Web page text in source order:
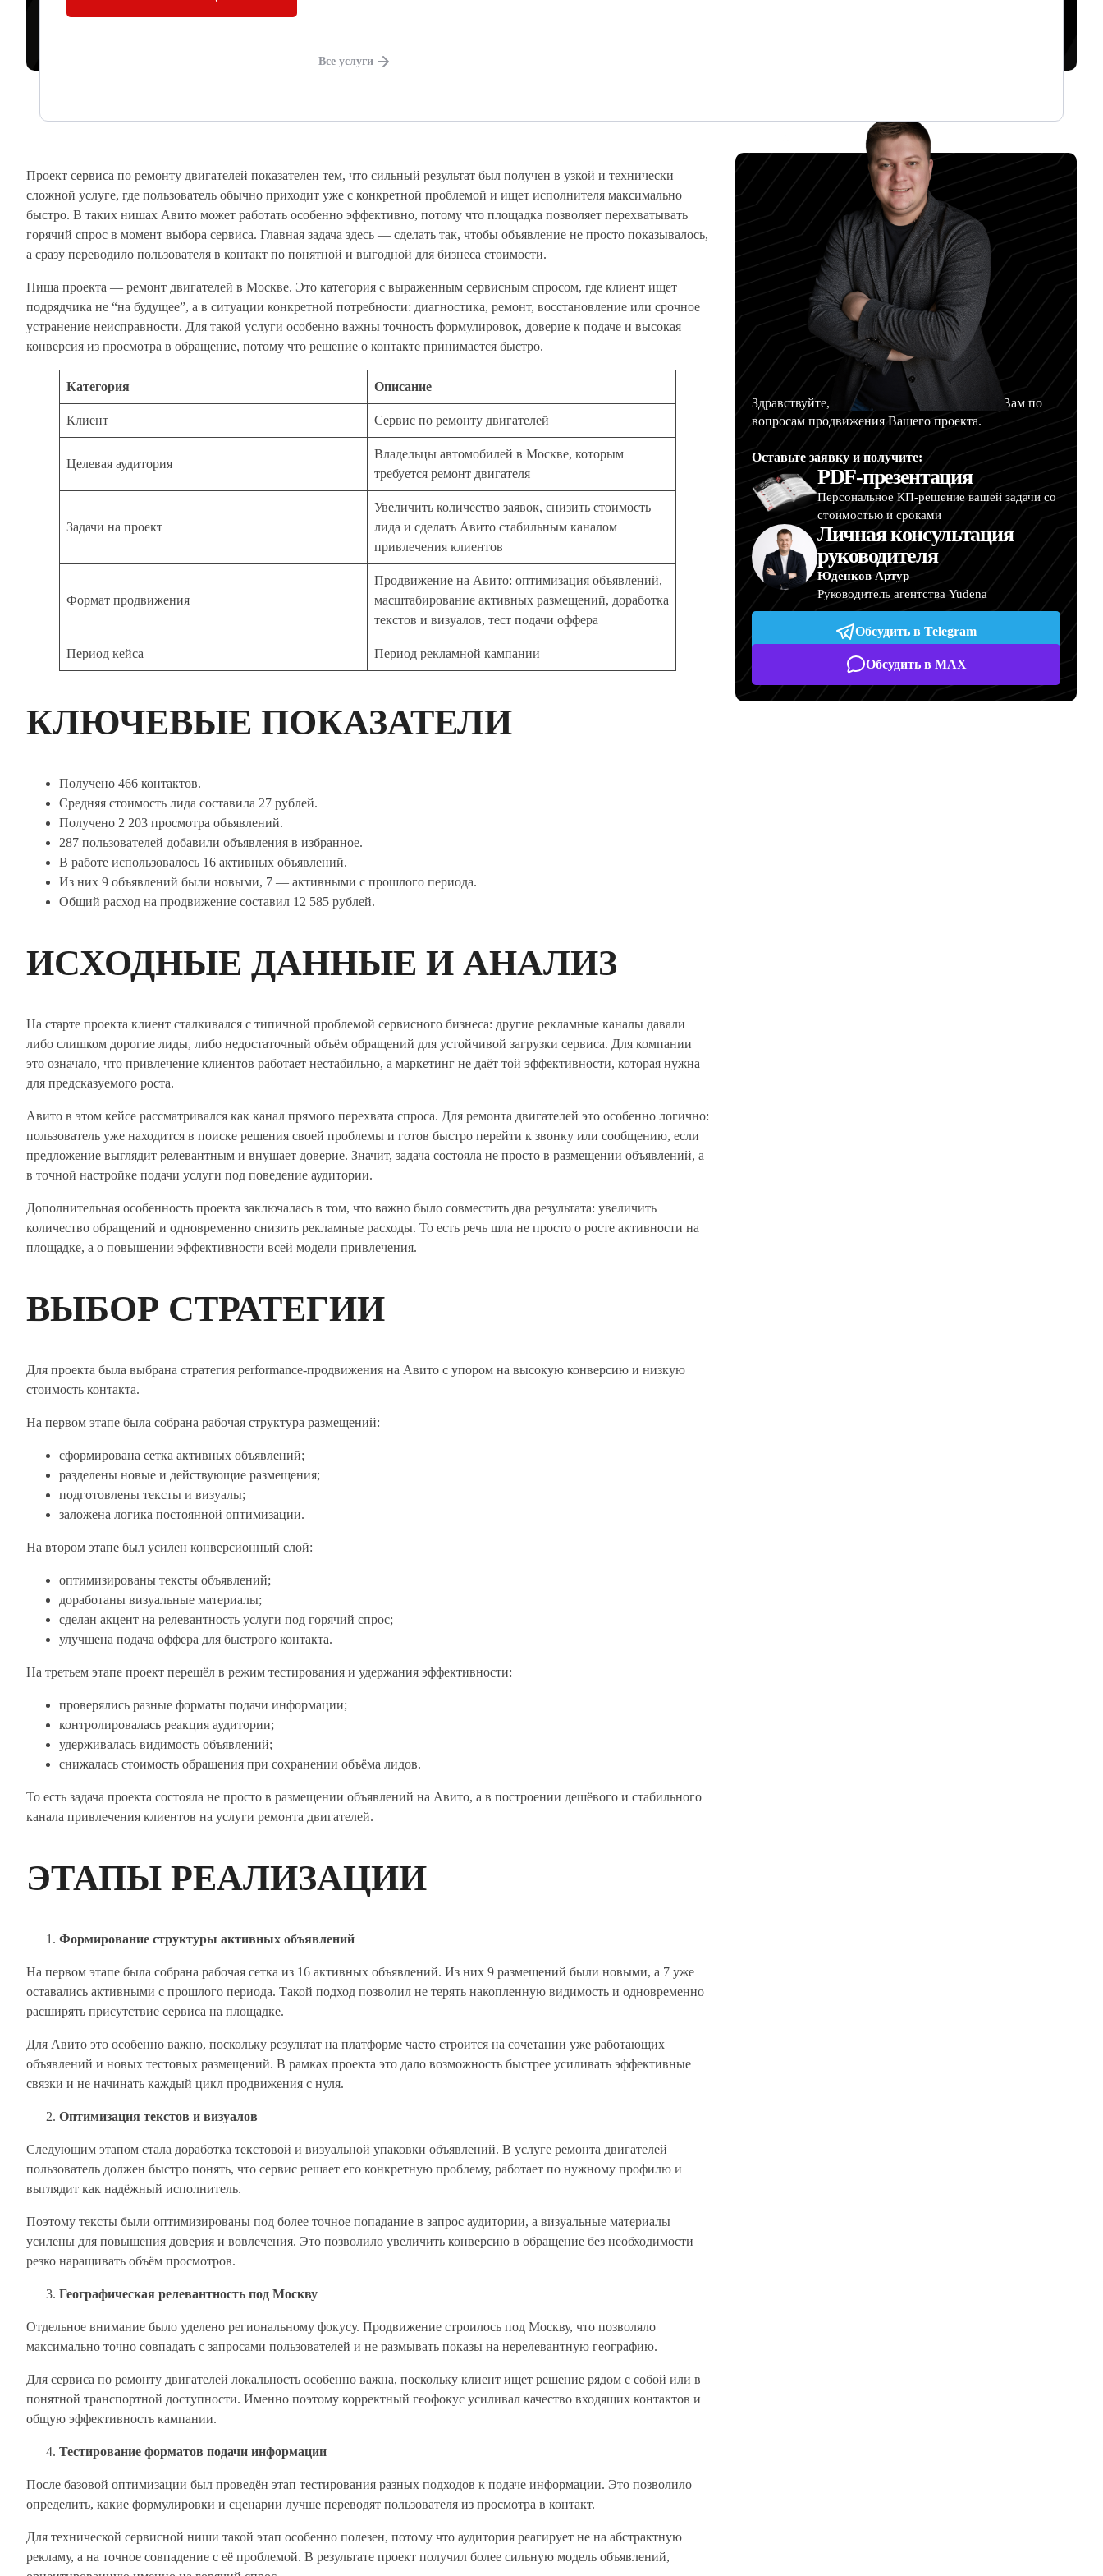
Все услуги
Проект сервиса по ремонту двигателей показателен тем, что сильный результат был получен в узкой и технически
сложной услуге, где пользователь обычно приходит уже с конкретной проблемой и ищет исполнителя максимально
быстро. В таких нишах Авито может работать особенно эффективно, потому что площадка позволяет перехватывать
горячий спрос в момент выбора сервиса. Главная задача здесь — сделать так, чтобы объявление не просто показывалось,
а сразу переводило пользователя в контакт по понятной и выгодной для бизнеса стоимости.
Ниша проекта — ремонт двигателей в Москве. Это категория с выраженным сервисным спросом, где клиент ищет
подрядчика не “на будущее”, а в ситуации конкретной потребности: диагностика, ремонт, восстановление или срочное
устранение неисправности. Для такой услуги особенно важны точность формулировок, доверие к подаче и высокая
конверсия из просмотра в обращение, потому что решение о контакте принимается быстро.
Категория Описание
Клиент Сервис по ремонту двигателей
Целевая аудитория
Владельцы автомобилей в Москве, которым
требуется ремонт двигателя
Задачи на проект
Увеличить количество заявок, снизить стоимость
лида и сделать Авито стабильным каналом
привлечения клиентов
Формат продвижения
Продвижение на Авито: оптимизация объявлений,
масштабирование активных размещений, доработка
текстов и визуалов, тест подачи оффера
Период кейса Период рекламной кампании
КЛЮЧЕВЫЕ ПОКАЗАТЕЛИ
Получено 466 контактов.
Средняя стоимость лида составила 27 рублей.
Получено 2 203 просмотра объявлений.
287 пользователей добавили объявления в избранное.
В работе использовалось 16 активных объявлений.
Из них 9 объявлений были новыми, 7 — активными с прошлого периода.
Общий расход на продвижение составил 12 585 рублей.
ИСХОДНЫЕ ДАННЫЕ И АНАЛИЗ
На старте проекта клиент сталкивался с типичной проблемой сервисного бизнеса: другие рекламные каналы давали
либо слишком дорогие лиды, либо недостаточный объём обращений для устойчивой загрузки сервиса. Для компании
это означало, что привлечение клиентов работает нестабильно, а маркетинг не даёт той эффективности, которая нужна
для предсказуемого роста.
Авито в этом кейсе рассматривался как канал прямого перехвата спроса. Для ремонта двигателей это особенно логично:
пользователь уже находится в поиске решения своей проблемы и готов быстро перейти к звонку или сообщению, если
предложение выглядит релевантным и внушает доверие. Значит, задача состояла не просто в размещении объявлений, а
в точной настройке подачи услуги под поведение аудитории.
Дополнительная особенность проекта заключалась в том, что важно было совместить два результата: увеличить
количество обращений и одновременно снизить рекламные расходы. То есть речь шла не просто о росте активности на
площадке, а о повышении эффективности всей модели привлечения.
ВЫБОР СТРАТЕГИИ
Для проекта была выбрана стратегия performance-продвижения на Авито с упором на высокую конверсию и низкую
стоимость контакта.
На первом этапе была собрана рабочая структура размещений:
сформирована сетка активных объявлений;
разделены новые и действующие размещения;
подготовлены тексты и визуалы;
заложена логика постоянной оптимизации.
На втором этапе был усилен конверсионный слой:
оптимизированы тексты объявлений;
доработаны визуальные материалы;
сделан акцент на релевантность услуги под горячий спрос;
улучшена подача оффера для быстрого контакта.
На третьем этапе проект перешёл в режим тестирования и удержания эффективности:
проверялись разные форматы подачи информации;
контролировалась реакция аудитории;
удерживалась видимость объявлений;
снижалась стоимость обращения при сохранении объёма лидов.
То есть задача проекта состояла не просто в размещении объявлений на Авито, а в построении дешёвого и стабильного
канала привлечения клиентов на услуги ремонта двигателей.
ЭТАПЫ РЕАЛИЗАЦИИ
Формирование структуры активных объявлений
На первом этапе была собрана рабочая сетка из 16 активных объявлений. Из них 9 размещений были новыми, а 7 уже
оставались активными с прошлого периода. Такой подход позволил не терять накопленную видимость и одновременно
расширять присутствие сервиса на площадке.
Для Авито это особенно важно, поскольку результат на платформе часто строится на сочетании уже работающих
объявлений и новых тестовых размещений. В рамках проекта это дало возможность быстрее усиливать эффективные
связки и не начинать каждый цикл продвижения с нуля.
Оптимизация текстов и визуалов
Следующим этапом стала доработка текстовой и визуальной упаковки объявлений. В услуге ремонта двигателей
пользователь должен быстро понять, что сервис решает его конкретную проблему, работает по нужному профилю и
выглядит как надёжный исполнитель.
Поэтому тексты были оптимизированы под более точное попадание в запрос аудитории, а визуальные материалы
усилены для повышения доверия и вовлечения. Это позволило увеличить конверсию в обращение без необходимости
резко наращивать объём просмотров.
Географическая релевантность под Москву
Отдельное внимание было уделено региональному фокусу. Продвижение строилось под Москву, что позволяло
максимально точно совпадать с запросами пользователей и не размывать показы на нерелевантную географию.
Для сервиса по ремонту двигателей локальность особенно важна, поскольку клиент ищет решение рядом с собой или в
понятной транспортной доступности. Именно поэтому корректный геофокус усиливал качество входящих контактов и
общую эффективность кампании.
Тестирование форматов подачи информации
После базовой оптимизации был проведён этап тестирования разных подходов к подаче информации. Это позволило
определить, какие формулировки и сценарии лучше переводят пользователя из просмотра в контакт.
Для технической сервисной ниши такой этап особенно полезен, потому что аудитория реагирует не на абстрактную
рекламу, а на точное совпадение с её проблемой. В результате проект получил более сильную модель объявлений,
Здравствуйте, меня зовут Артур, и я помогу Вам по
вопросам продвижения Вашего проекта.
Оставьте заявку и получите:
PDF-презентация
Персональное КП-решение вашей задачи со
стоимостью и сроками
Личная консультация
руководителя
Юденков Артур
Руководитель агентства Yudena
Обсудить в Telegram
Обсудить в MAX